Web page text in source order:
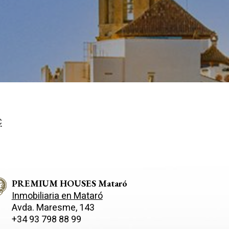
PREMIUM HOUSES Mataró
Inmobiliaria en Mataró
Avda. Maresme, 143
+34 93 798 88 99